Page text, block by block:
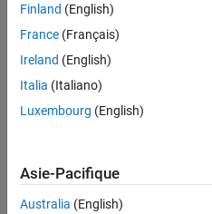
n’ont
pas
été
traduites.
Effectuez
lieu
pour
Finland (English)
France (Français)
Ireland (English)
Italia (Italiano)
Luxembourg (English)
Asie-Pacifique
Australia (English)